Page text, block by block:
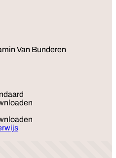
Van Bunderen